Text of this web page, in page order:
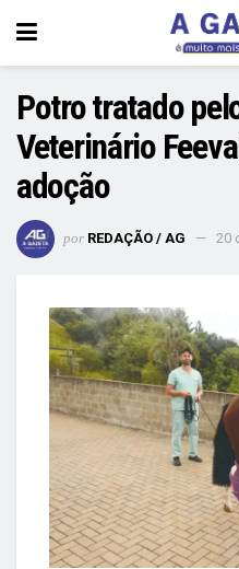
Potro tratado
Veterinário
adoção
por REDAÇÃO / AG 20